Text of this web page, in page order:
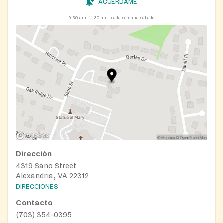
ACUÉRDAME
9:30 am–11:30 am cada semana sábado
Dirección
4319 Sano Street
Alexandria, VA 22312
DIRECCIONES
Contacto
(703) 354-0395